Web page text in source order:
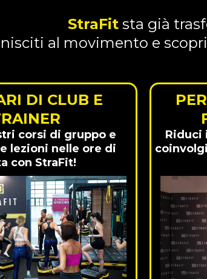
StraFit sta già
al movimento e
DI CLUB E
corsi di gruppo e
lezioni nelle ore di
con StraFit!
Riduci